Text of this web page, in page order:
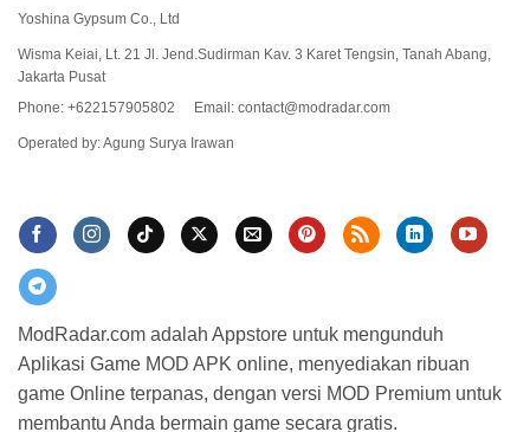
Jangan mager-mager buat cek kode harian ya, karena memang
orang-oranggercepyang bisa menikmatirewardsyang
bisa dilihat di situs ModRadar, ya!
Apakah Kode Redeem FF SG2 harus diklaim melalui situs
sendiri?
Apakah semua Kode Redeem FF SG2 di situs ModRadar
How to install Free Fire MOD
Yoshina Gypsum Co., Ltd
Wisma Keiai, Lt. 21 Jl. Jend.Sudirman Kav. 3 Karet Tengsin, Tanah Abang,
Jakarta Pusat
Phone: +622157905802
Email: contact@modradar.com
Operated by: Agung Surya Irawan
ModRadar.com adalah Appstore untuk mengunduh
Aplikasi Game MOD APK online, menyediakan ribuan
game Online terpanas, dengan versi MOD Premium untuk
membantu Anda bermain game secara gratis.